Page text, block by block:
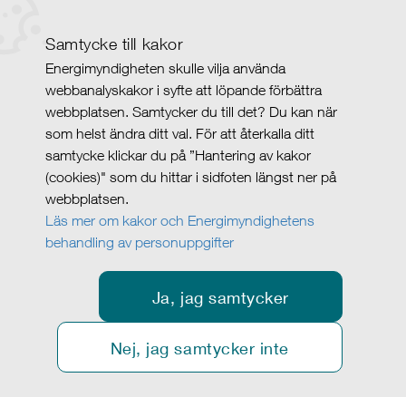
Samtycke till kakor
Energimyndigheten skulle vilja använda
webbanalyskakor i syfte att löpande förbättra
webbplatsen. Samtycker du till det? Du kan när
som helst ändra ditt val. För att återkalla ditt
samtycke klickar du på ”Hantering av kakor
(cookies)" som du hittar i sidfoten längst ner på
webbplatsen.
Läs mer om kakor och Energimyndighetens
behandling av personuppgifter
Ja, jag samtycker
Nej, jag samtycker inte